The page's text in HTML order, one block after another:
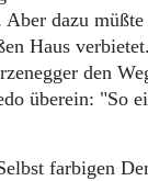
dazu müßte
Haus
den
überein: "So
farbigen